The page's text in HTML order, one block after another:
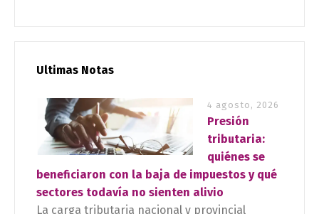
Ultimas Notas
4 agosto, 2026
Presión
tributaria:
quiénes se
beneficiaron con la baja de impuestos y qué
sectores todavía no sienten alivio
La carga tributaria nacional y provincial